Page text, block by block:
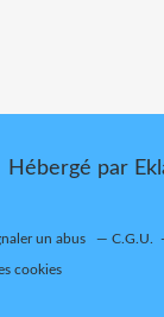
par
un abus C.G.U.
cookies